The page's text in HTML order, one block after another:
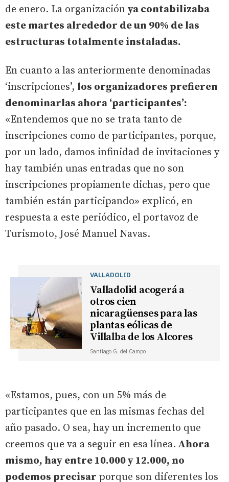
de enero. La organización ya contabilizaba
este martes alrededor de un 90% de las
estructuras totalmente instaladas.
En cuanto a las anteriormente denominadas
‘inscripciones’, los organizadores prefieren
denominarlas ahora ‘participantes’:
«Entendemos que no se trata tanto de
inscripciones como de participantes, porque,
por un lado, damos infinidad de invitaciones y
hay también unas entradas que no son
inscripciones propiamente dichas, pero que
también están participando» explicó, en
respuesta a este periódico, el portavoz de
Turismoto, José Manuel Navas.
VALLADOLID
Valladolid acogerá a
otros cien
nicaragüenses para las
plantas eólicas de
Villalba de los Alcores
Santiago G. del Campo
«Estamos, pues, con un 5% más de
participantes que en las mismas fechas del
año pasado. O sea, hay un incremento que
creemos que va a seguir en esa línea. Ahora
mismo, hay entre 10.000 y 12.000, no
podemos precisar porque son diferentes los